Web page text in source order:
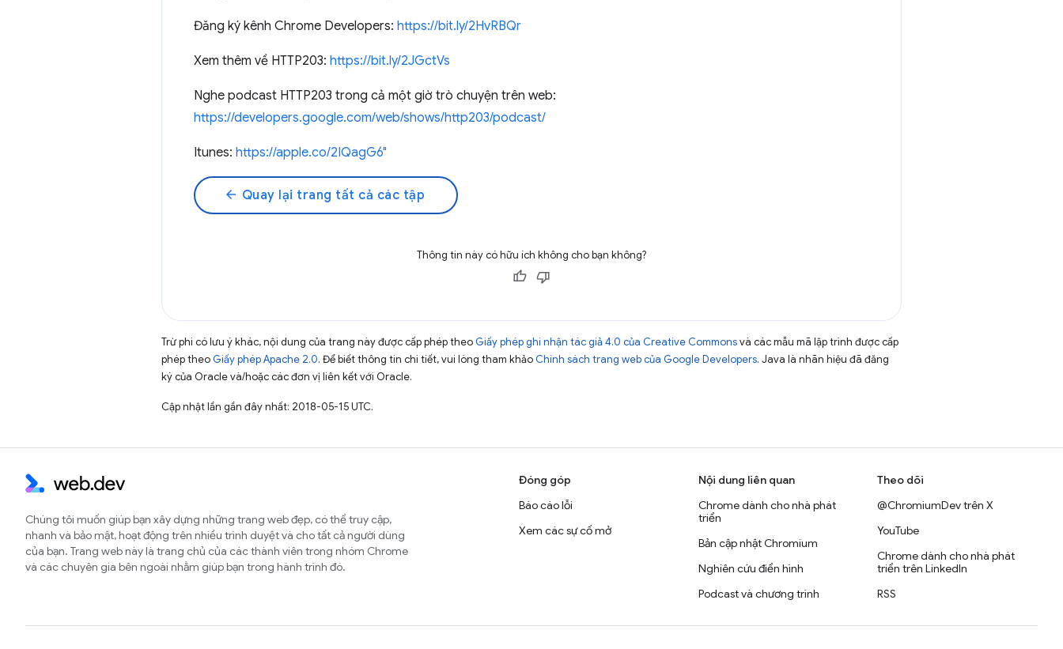
Đăng ký kênh Chrome Developers: https://bit.ly/2HvRBQr
Xem thêm về HTTP203: https://bit.ly/2JGctVs
Nghe podcast HTTP203 trong cả một giờ trò chuyện trên web:
https://developers.google.com/web/shows/http203/podcast/
Itunes: https://apple.co/2IQagG6"
arrow_back Quay lại trang tất cả các tập
Thông tin này có hữu ích không cho bạn không?
Trừ phi có lưu ý khác, nội dung của trang này được cấp phép theo Giấy phép ghi nhận tác giả 4.0 của Creative Commonsvà các mẫu mã lập trình được cấp
phép theo Giấy phép Apache 2.0. Để biết thông tin chi tiết, vui lòng tham khảo Chính sách trang web của Google Developers. Java là nhãn hiệu đã đăng
ký của Oracle và/hoặc các đơn vị liên kết với Oracle.
Cập nhật lần gần đây nhất: 2018-05-15 UTC.
Chúng tôi muốn giúp bạn xây dựng những trang web đẹp, có thể truy cập,
nhanh và bảo mật, hoạt động trên nhiều trình duyệt và cho tất cả người dùng
của bạn. Trang web này là trang chủ của các thành viên trong nhóm Chrome
và các chuyên gia bên ngoài nhằm giúp bạn trong hành trình đó.
Đóng góp
Báo cáo lỗi
Xem các sự cố mở
Nội dung liên quan
Chrome dành cho nhà phát
triển
Bản cập nhật Chromium
Nghiên cứu điển hình
Podcast và chương trình
Theo dõi
@ChromiumDev trên X
YouTube
Chrome dành cho nhà phát
triển trên LinkedIn
RSS